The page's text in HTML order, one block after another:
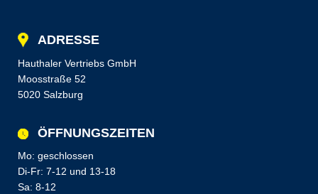
ADRESSE
Hauthaler Vertriebs GmbH
Moosstraße 52
5020 Salzburg
ÖFFNUNGSZEITEN
Mo: geschlossen
Di-Fr: 7-12 und 13-18
Sa: 8-12